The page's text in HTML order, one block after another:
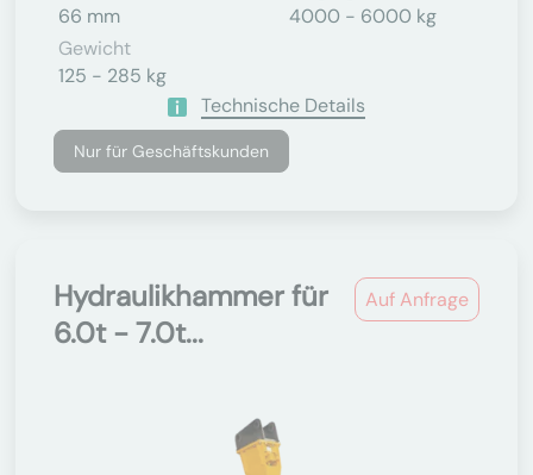
66 mm
4000 - 6000 kg
Gewicht
125 - 285 kg
Technische Details
Nur für Geschäftskunden
Auf Anfrage
Hydraulikhammer für
6.0t - 7.0t...